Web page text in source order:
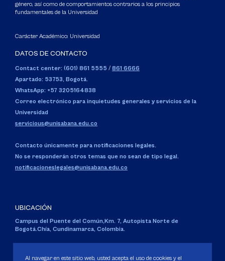
género, así como de comportamientos contrarios a los principios
fundamentales de la Universidad
Carácter Académico: Universidad
DATOS DE CONTACTO
Contact center: (601) 861 5555 / 861 6666
Apartado: 53753, Bogotá.
WhatsApp: +57 3205164838
Correo electrónico para inquietudes generales y servicios de la
Universidad
servicious@unisabana.edu.co
Contacto únicamente para notificaciones legales.
No se responderán otros temas que no sean de tipo legal.
notificacioneslegales@unisabana.edu.co
UBICACIÓN
Campus del Puente del Común,Km. 7, Autopista Norte de
Bogotá.Chía, Cundinamarca, Colombia.
Personería Jurídica:Resolución 130 del 14 de enero de 1980.
Al navegar en este sitio web, usted acepta el uso de cookies y el